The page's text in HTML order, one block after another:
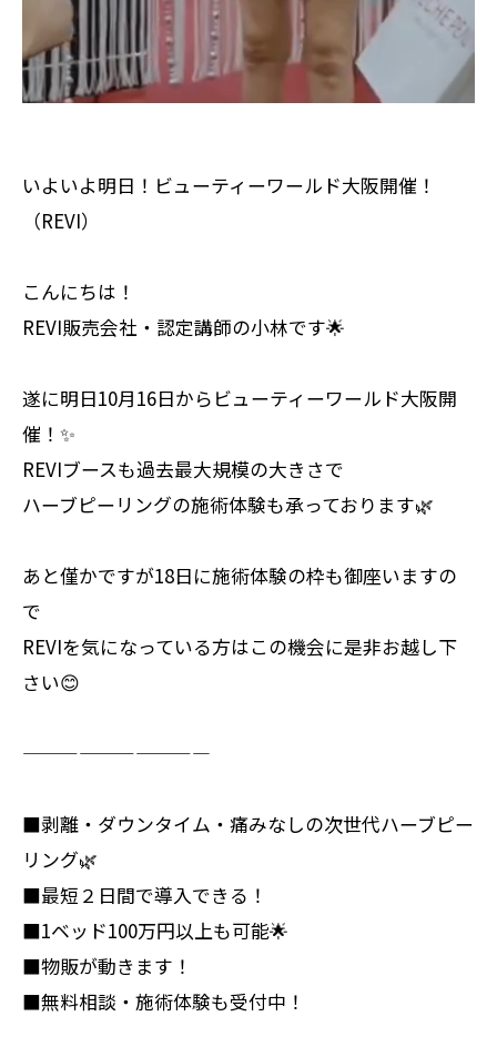
いよいよ明日！ビューティーワールド大阪開催！
（REVI）
こんにちは！
REVI販売会社・認定講師の小林です🌟
遂に明日10月16日からビューティーワールド大阪開
催！✨
REVIブースも過去最大規模の大きさで
ハーブピーリングの施術体験も承っております🌿
あと僅かですが18日に施術体験の枠も御座いますの
で
REVIを気になっている方はこの機会に是非お越し下
さい😊
——————————
■剥離・ダウンタイム・痛みなしの次世代ハーブピー
リング🌿
■最短２日間で導入できる！
■1ベッド100万円以上も可能🌟
■物販が動きます！
■無料相談・施術体験も受付中！